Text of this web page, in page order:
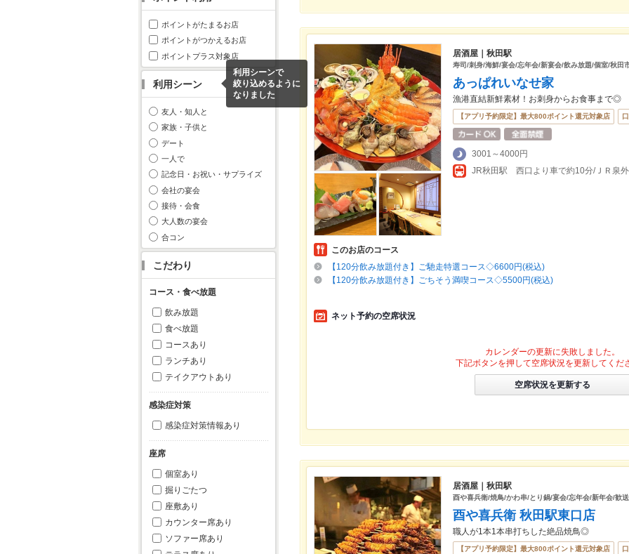
ポイントがたまるお店
ポイントがつかえるお店
ポイントプラス対象店
利用シーン
利用シーンで
絞り込めるように
なりました
友人・知人と
家族・子供と
デート
一人で
記念日・お祝い・サプライズ
会社の宴会
接待・会食
大人数の宴会
合コン
こだわり
コース・食べ放題
飲み放題
食べ放題
コースあり
ランチあり
テイクアウトあり
感染症対策
感染症対策情報あり
座席
個室あり
掘りごたつ
座敷あり
カウンター席あり
ソファー席あり
居酒屋｜秋田駅
寿司/刺身/海鮮/宴会/忘年会/新宴会/飲み放題/個室/秋田
あっぱれいなせ家
漁港直結新鮮素材！お刺身からお食事まで◎
【アプリ予約限定】最大800ポイント還元対象店
3001～4000円
JR秋田駅 西口より車で約10分/ＪＲ泉
このお店のコース
【120分飲み放題付き】ご馳走特選コース◇6600円(税込)
【120分飲み放題付き】ごちそう満喫コース◇5500円(税込)
ネット予約の空席状況
カレンダーの更新に失敗しました。
下記ボタンを押して空席状況を更新してくだ
空席状況を更新する
居酒屋｜秋田駅
酉や喜兵衛/焼鳥/かわ串/とり鍋/宴会/忘年会/新年会/歓
酉や喜兵衛 秋田駅東口店
職人が1本1本串打ちした絶品焼鳥◎
【アプリ予約限定】最大800ポイント還元対象店